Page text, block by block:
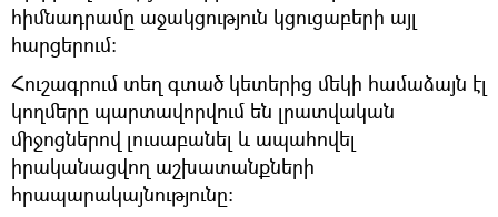
հիմնադրամը աջակցություն կցուցաբերի այլ
հարցերում։
Հուշագրում տեղ գտած կետերից մեկի համաձայն էլ
կողմերը պարտավորվում են լրատվական
միջոցներով լուսաբանել և ապահովել
իրականացվող աշխատանքների
հրապարակայնությունը։